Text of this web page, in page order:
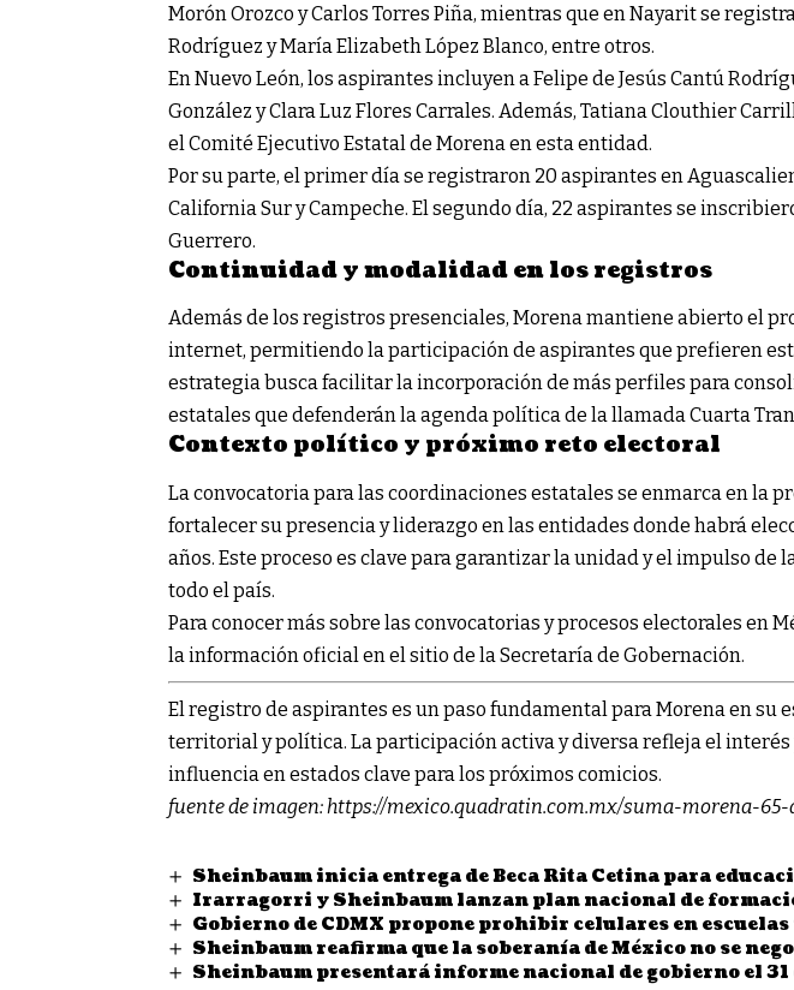
Morón Orozco y Carlos Torres Piña, mientras que en Nayarit se
Rodríguez y María Elizabeth López Blanco, entre otros.
En Nuevo León, los aspirantes incluyen a Felipe de Jesús Cantú
González y Clara Luz Flores Carrales. Además, Tatiana Clouthier
el Comité Ejecutivo Estatal de Morena en esta entidad.
Por su parte, el primer día se registraron 20 aspirantes en
California Sur y Campeche. El segundo día, 22 aspirantes se
Guerrero.
Continuidad y modalidad en los registros
Además de los registros presenciales, Morena mantiene abierto el
internet, permitiendo la participación de aspirantes que prefieren
estrategia busca facilitar la incorporación de más perfiles para
estatales que defenderán la agenda política de la llamada Cuarta
Contexto político y próximo reto electoral
La convocatoria para las coordinaciones estatales se enmarca en la
fortalecer su presencia y liderazgo en las entidades donde habrá
años. Este proceso es clave para garantizar la unidad y el impulso de
todo el país.
Para conocer más sobre las convocatorias y procesos electorales en
la información oficial en el sitio de la Secretaría de Gobernación.
El registro de aspirantes es un paso fundamental para Morena en su
territorial y política. La participación activa y diversa refleja el
influencia en estados clave para los próximos comicios.
fuente de imagen: https://mexico.quadratin.com.mx/suma-morena-
Sheinbaum inicia entrega de Beca Rita Cetina para
Irarragorri y Sheinbaum lanzan plan nacional de
Gobierno de CDMX propone prohibir celulares en escuelas
Sheinbaum reafirma que la soberanía de México no se
Sheinbaum presentará informe nacional de gobierno el 31